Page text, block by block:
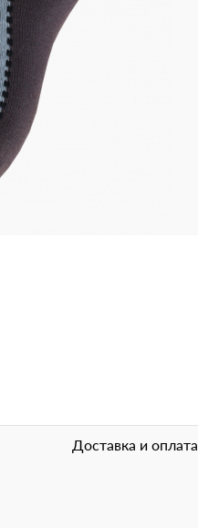
Доставка и оплата